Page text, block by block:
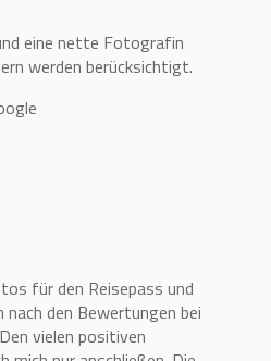
eine nette Fotografin
werden berücksichtigt.
für den Reisepass und
den Bewertungen bei
vielen positiven